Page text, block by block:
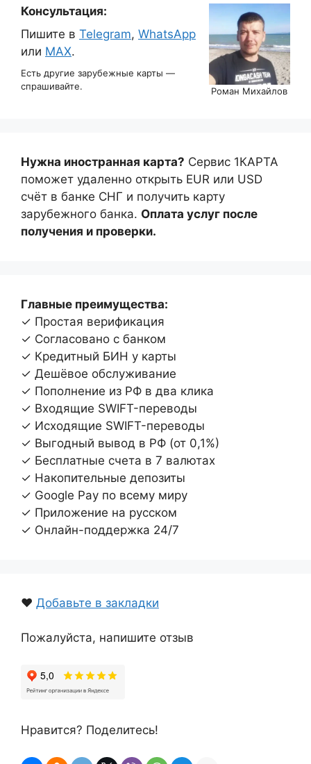
Консультация:
Пишите в Telegram, WhatsApp
или MAX.
Есть другие зарубежные карты —
спрашивайте.
Роман Михайлов
Нужна иностранная карта? Сервис 1КАРТА
поможет удаленно открыть EUR или USD
счёт в банке СНГ и получить карту
зарубежного банка. Оплата услуг после
получения и проверки.
Главные преимущества:
✓ Простая верификация
✓ Согласовано с банком
✓ Кредитный БИН у карты
✓ Дешёвое обслуживание
✓ Пополнение из РФ в два клика
✓ Входящие SWIFT-переводы
✓ Исходящие SWIFT-переводы
✓ Выгодный вывод в РФ (от 0,1%)
✓ Бесплатные счета в 7 валютах
✓ Накопительные депозиты
✓ Google Pay по всему миру
✓ Приложение на русском
✓ Онлайн-поддержка 24/7
❤️ Добавьте в закладки
Пожалуйста, напишите отзыв
Нравится? Поделитесь!